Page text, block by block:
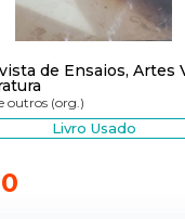
de Ensaios, Artes
outros (org.)
Livro Usado